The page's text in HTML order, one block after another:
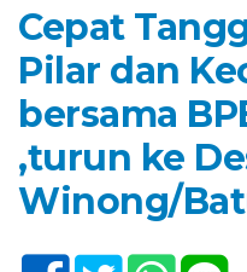
Cepat
Pilar dan
bersama
,turun ke
Winong/